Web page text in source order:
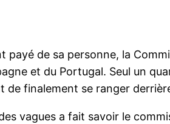
payé de sa personne, la
et du Portugal. Seul un
de finalement se ranger
vagues a fait savoir le